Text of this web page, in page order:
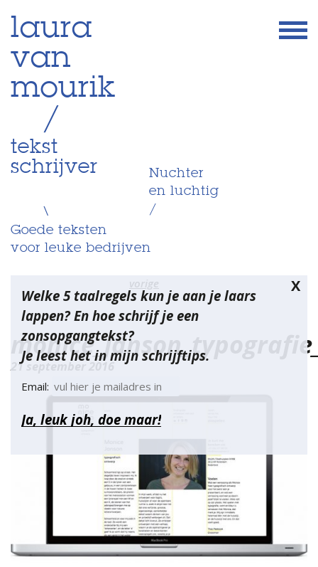
Skip
to
content
laura
van
mourik
/
tekst
schrijver
\
Nuchter
en luchtig
/
Goede teksten
voor leuke bedrijven
X
Welke 5 taalregels kun je aan je laars
lappen? En hoe schrijf je een
zonsopgangtekst?
Je leest het in mijn schrijftips.
Email:
Bericht
navigatie
vorige
21 september 2016